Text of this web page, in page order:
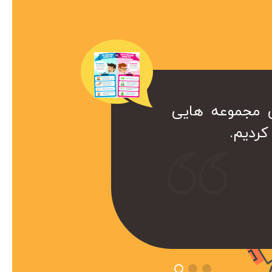
همراه ارزشمند برای ما هست. کا
که داریم از خدمات سئو این
مجموعه هایی